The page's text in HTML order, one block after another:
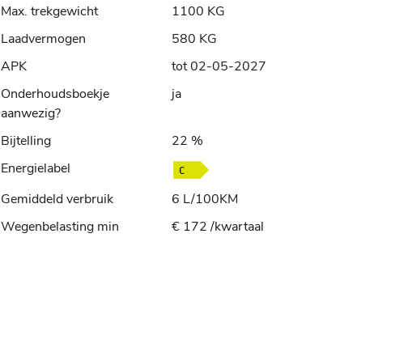
Max. trekgewicht
1100 KG
Laadvermogen
580 KG
APK
tot 02-05-2027
Onderhoudsboekje
aanwezig?
ja
Bijtelling
22 %
Energielabel
Gemiddeld verbruik
6 L/100KM
Wegenbelasting min
€ 172 /kwartaal